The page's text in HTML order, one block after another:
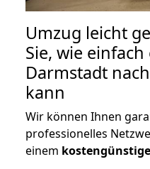
Umzug leicht
Sie, wie
Darmstadt
kann
Wir können Ihnen
professionelles
einem